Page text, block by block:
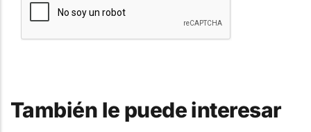
También le puede interesar